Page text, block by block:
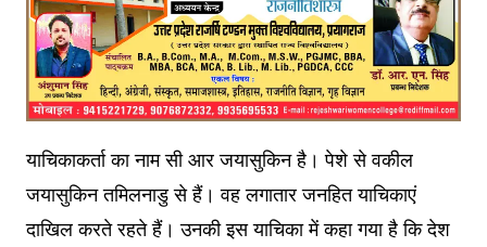
याचिकाकर्ता का नाम सी आर जयासुकिन है। पेशे से वकील
जयासुकिन तमिलनाडु से हैं। वह लगातार जनहित याचिकाएं
दाखिल करते रहते हैं। उनकी इस याचिका में कहा गया है कि देश